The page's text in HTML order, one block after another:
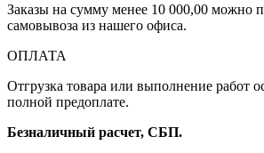
Заказы на сумму менее 10 000,00 можно
самовывоза из нашего офиса.
ОПЛАТА
Отгрузка товара или выполнение работ
полной предоплате.
Безналичный расчет, СБП.